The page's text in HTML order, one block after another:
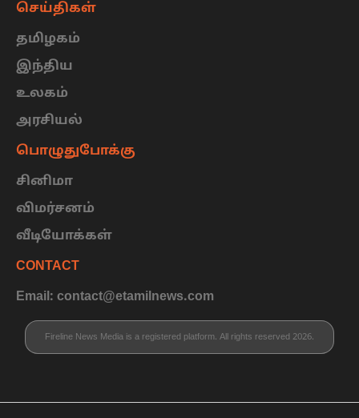
செய்திகள்
தமிழகம்
இந்திய
உலகம்
அரசியல்
பொழுதுபோக்கு
சினிமா
விமர்சனம்
வீடியோக்கள்
CONTACT
Email: contact@etamilnews.com
Fireline News Media is a registered platform. All rights reserved 2026.